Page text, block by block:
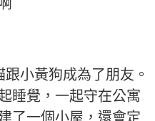
小黃狗成為了朋友。
睡覺，一起守在公寓
了一個小屋，還會定